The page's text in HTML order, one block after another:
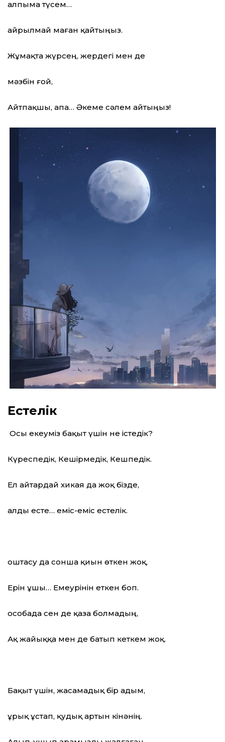
Қалпыма түсем…
Қайрылмай маған қайтыңыз.
Жұмақта жүрсең, жердегі мен де
мәзбін ғой,
Айтпақшы, апа… Әкеме сәлем айтыңыз!
Естелік
Осы екеуміз бақыт үшін не істедік?
Күреспедік, Кешірмедік, Кешпедік.
Ел айтардай хикая да жоқ бізде,
Қалды есте… еміс-еміс естелік.
Қоштасу да сонша қиын өткен жоқ,
Ерін ұшы… Емеурінін еткен боп.
Қособада сен де қаза болмадың,
Ақ жайыққа мен де батып кеткем жоқ.
Бақыт үшін, жасамадық бір адым,
Құрық ұстап, қудық артын кінәнің.